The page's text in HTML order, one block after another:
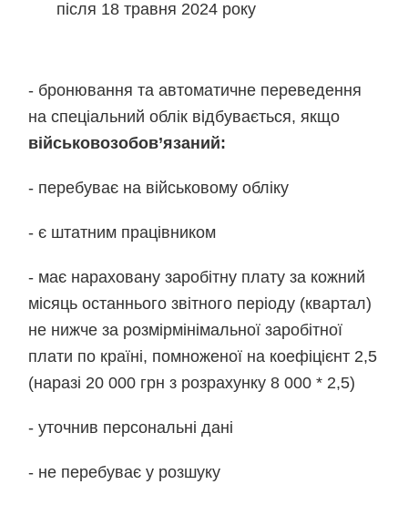
після 18 травня 2024 року
- бронювання та автоматичне переведення
на спеціальний облік відбувається, якщо
військовозобов’язаний:
- перебуває на військовому обліку
- є штатним працівником
- має нараховану заробітну плату за кожний
місяць останнього звітного періоду (квартал)
не нижче за розмірмінімальної заробітної
плати по країні, помноженої на коефіцієнт 2,5
(наразі 20 000 грн з розрахунку 8 000 * 2,5)
- уточнив персональні дані
- не перебуває у розшуку